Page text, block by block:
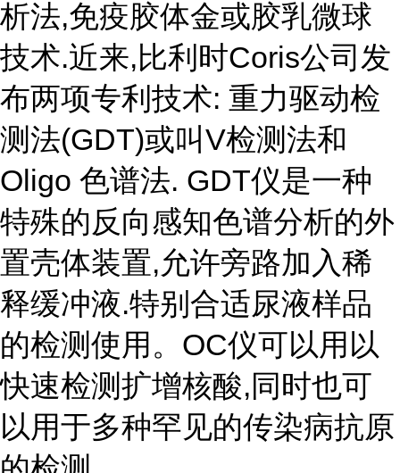
析法,免疫胶体金或胶乳微球
技术.近来,比利时Coris公司发
布两项专利技术: 重力驱动检
测法(GDT)或叫V检测法和
Oligo 色谱法. GDT仪是一种
特殊的反向感知色谱分析的外
置壳体装置,允许旁路加入稀
释缓冲液.特别合适尿液样品
的检测使用。OC仪可以用以
快速检测扩增核酸,同时也可
以用于多种罕见的传染病抗原